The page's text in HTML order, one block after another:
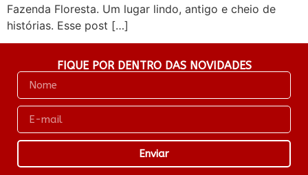
Fazenda Floresta. Um lugar lindo, antigo e cheio de
histórias. Esse post […]
FIQUE POR DENTRO DAS NOVIDADES
Enviar